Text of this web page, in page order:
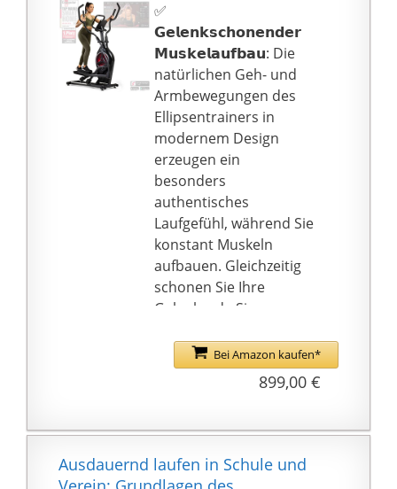
✅
𝗚𝗲𝗹𝗲𝗻𝗸𝘀𝗰𝗵𝗼𝗻𝗲𝗻𝗱𝗲𝗿
𝗠𝘂𝘀𝗸𝗲𝗹𝗮𝘂𝗳𝗯𝗮𝘂: Die
natürlichen Geh- und
Armbewegungen des
Ellipsentrainers in
modernem Design
erzeugen ein
besonders
authentisches
Laufgefühl, während Sie
konstant Muskeln
aufbauen. Gleichzeitig
schonen Sie Ihre
Gelenke, da Sie
abfederndem und
rutschfestem
Untergrund unterwegs
WACHSTUM UND
MAXIMALE FITNESS.
✅ 𝗜𝗺𝗺𝗲𝗿 𝗲𝘅𝘁𝗿𝗲𝗺
Bei Amazon kaufen*
899,00 €
Ausdauernd laufen in Schule und